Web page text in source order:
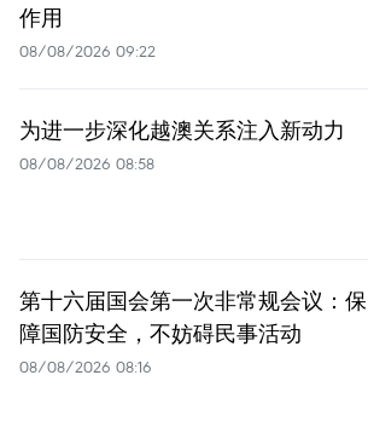
作用
08/08/2026 09:22
为进一步深化越澳关系注入新动力
08/08/2026 08:58
第十六届国会第一次非常规会议：保
障国防安全，不妨碍民事活动
08/08/2026 08:16